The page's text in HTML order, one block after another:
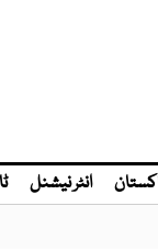
انٹر نیشنل